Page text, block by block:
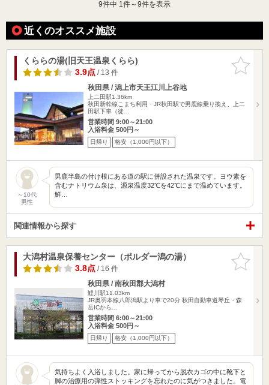
9件中 1件～9件を表示
近くのオススメ施設
お気に入
りに追加
くららの湯(旧天王温泉くらら)
3.9点/ 13 件
秋田県 / 潟上市天王江川上谷地
上二田駅1.36km
秋田新幹線こまち利用・JR秋田駅で男鹿線乗り換え、上二
田駅下車（徒…
営業時間 9:00～21:00
入浴料金 500円～
日帰り 格安（1,000円以下）
～10代
男性
男鹿半島の付け根にある道の駅に併設された温泉です。ヨウ素を
含むナトリウム泉は、源泉温度32℃を42℃にまで温めています。
鮮…
関連情報から探す
お気に入
りに追加
大潟村温泉保養センター（ポルダー潟の湯）
3.8点/ 16 件
秋田県 / 南秋田郡大潟村
鯉川駅11.03km
JR奥羽本線八郎潟駅より車で20分 秋田自動車道琴丘・森
岳ICから…
営業時間 6:00～21:00
入浴料金 500円～
日帰り 格安（1,000円以下）
気持ちよく入浴しました。家に帰ってから脱衣カゴの中に靴下と
脚の治療用の弾性ストッキングを忘れたのに気がつきました。電